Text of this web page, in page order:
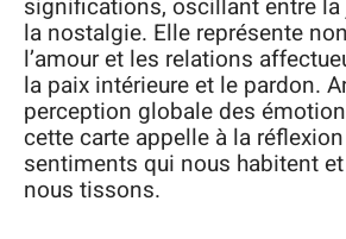
la nostalgie. Elle représente
l’amour et les relations
la paix intérieure et le pardon.
perception globale des
cette carte appelle à la
sentiments qui nous habitent
nous tissons.